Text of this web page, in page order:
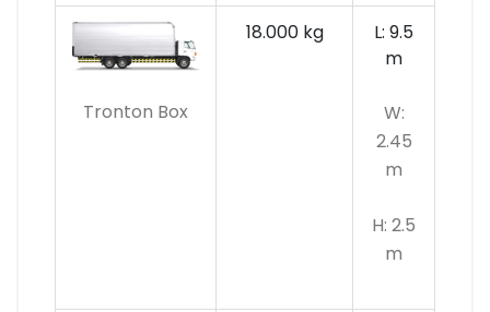
Tronton Box
18.000 kg
L: 9.5
m
W:
2.45
m
H: 2.5
m